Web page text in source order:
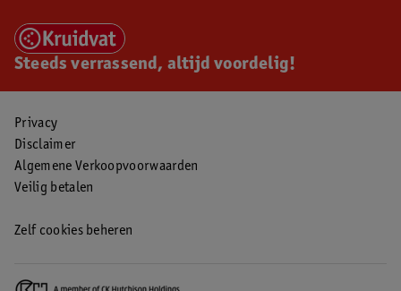
Steeds verrassend, altijd voordelig!
Privacy
Disclaimer
Algemene Verkoopvoorwaarden
Veilig betalen
Zelf cookies beheren